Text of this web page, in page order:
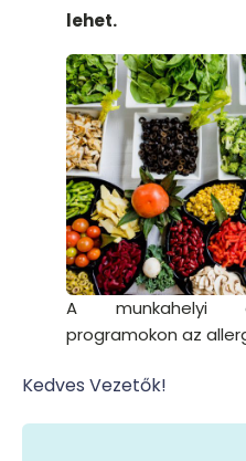
lehet.
A munkahelyi
programokon az
Kedves Vezetők!